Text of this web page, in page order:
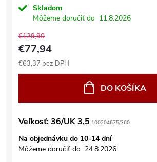
Skladom
Môžeme doručiť do 11.8.2026
€129,90
€77,94
€63,37 bez DPH
DO KOŠÍKA
Veľkosť: 36/UK 3,5 100204675/360
Na objednávku do 10-14 dní
Môžeme doručiť do 24.8.2026